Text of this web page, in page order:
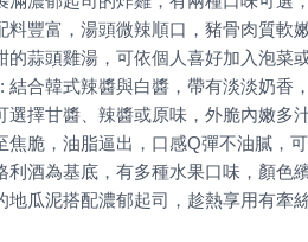
地瓜泥搭配濃郁起司，趁熱享用有牽絲